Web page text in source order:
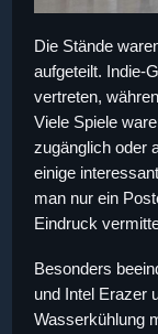
Die Stände
aufgeteilt. Indie-
vertreten,
Viele Spiele
zugänglich oder
einige
man nur ein
Eindruck
Besonders
und Intel Erazer
Wasserkühlung